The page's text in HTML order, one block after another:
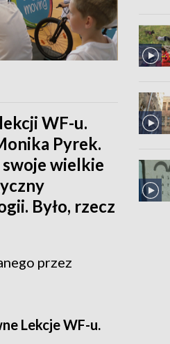
WF-u.
Pyrek.
swoje wielkie
Było, rzecz
przez
Lekcje WF-u.